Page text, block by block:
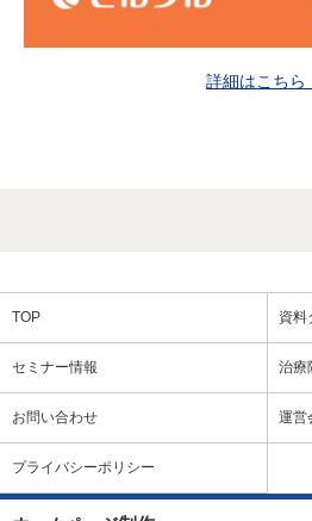
詳細はこちら
TOP 資料
セミナー情報 治療
お問い合わせ 運営
プライバシーポリシー